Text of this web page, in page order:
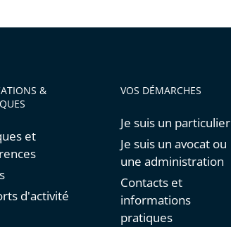
&
et
d'activité
VOS DÉMARCHES
Je suis un particulier
Je suis un avocat ou
une administration
Contacts et
informations
pratiques